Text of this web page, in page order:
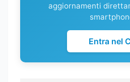
aggiornamenti
Entra nel